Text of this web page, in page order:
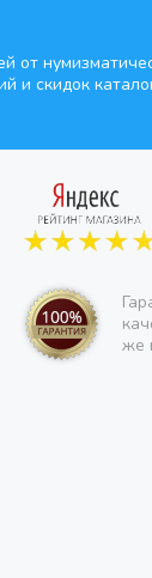
от
и скидок
же